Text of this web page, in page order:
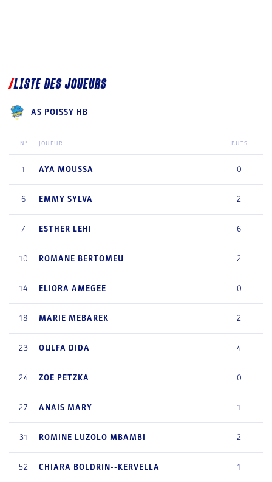
LISTE DES JOUEURS
AS POISSY HB
N° JOUEUR BUTS
1 AYA MOUSSA 0
6 EMMY SYLVA 2
7 ESTHER LEHI 6
10 ROMANE BERTOMEU 2
14 ELIORA AMEGEE 0
18 MARIE MEBAREK 2
23 OULFA DIDA 4
24 ZOE PETZKA 0
27 ANAIS MARY 1
31 ROMINE LUZOLO MBAMBI 2
52 CHIARA BOLDRIN--KERVELLA 1